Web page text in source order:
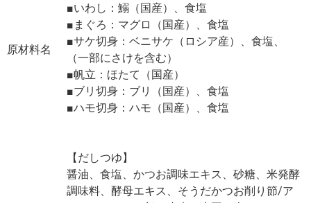
原材料名
■いわし：鰯（国産）、食塩
■まぐろ：マグロ（国産）、食塩
■サケ切身：ベニサケ（ロシア産）、食塩、
（一部にさけを含む）
■帆立：ほたて（国産）
■ブリ切身：ブリ（国産）、食塩
■ハモ切身：ハモ（国産）、食塩
【だしつゆ】
醤油、食塩、かつお調味エキス、砂糖、米発酵
調味料、酵母エキス、そうだかつお削り節/ア